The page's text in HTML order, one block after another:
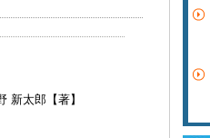
新太郎【著】